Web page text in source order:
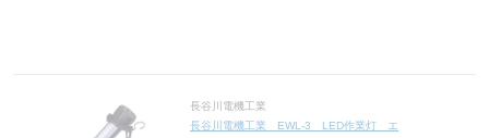
長谷川電機工業
長谷川電機工業 EWL-3 LED作業灯 エ